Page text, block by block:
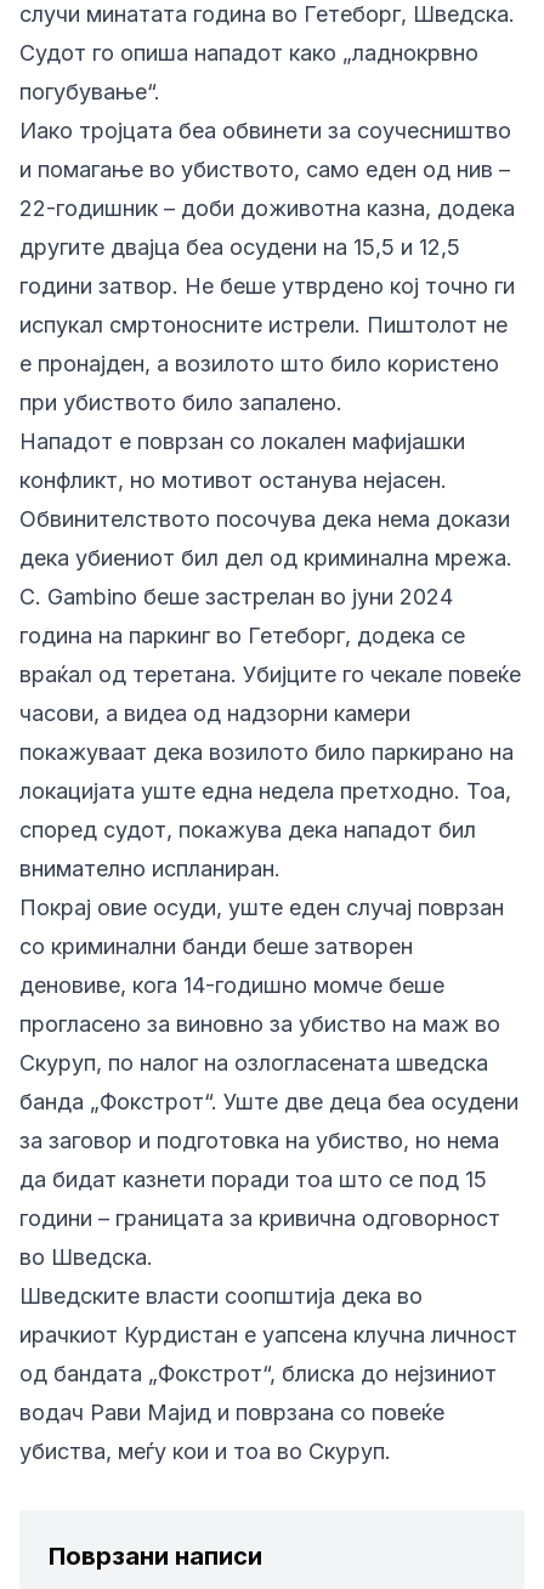
случи минатата година во Гетеборг, Шведска.
Судот го опиша нападот како „ладнокрвно
погубување“.
Иако тројцата беа обвинети за соучесништво
и помагање во убиството, само еден од нив –
22-годишник – доби доживотна казна, додека
другите двајца беа осудени на 15,5 и 12,5
години затвор. Не беше утврдено кој точно ги
испукал смртоносните истрели. Пиштолот не
е пронајден, а возилото што било користено
при убиството било запалено.
Нападот е поврзан со локален мафијашки
конфликт, но мотивот останува нејасен.
Обвинителството посочува дека нема докази
дека убиениот бил дел од криминална мрежа.
C. Gambino беше застрелан во јуни 2024
година на паркинг во Гетеборг, додека се
враќал од теретана. Убијците го чекале повеќе
часови, а видеа од надзорни камери
покажуваат дека возилото било паркирано на
локацијата уште една недела претходно. Тоа,
според судот, покажува дека нападот бил
внимателно испланиран.
Покрај овие осуди, уште еден случај поврзан
со криминални банди беше затворен
деновиве, кога 14-годишно момче беше
прогласено за виновно за убиство на маж во
Скуруп, по налог на озлогласената шведска
банда „Фокстрот“. Уште две деца беа осудени
за заговор и подготовка на убиство, но нема
да бидат казнети поради тоа што се под 15
години – границата за кривична одговорност
во Шведска.
Шведските власти соопштија дека во
ирачкиот Курдистан е уапсена клучна личност
од бандата „Фокстрот“, блиска до нејзиниот
водач Рави Мајид и поврзана со повеќе
убиства, меѓу кои и тоа во Скуруп.
Поврзани написи